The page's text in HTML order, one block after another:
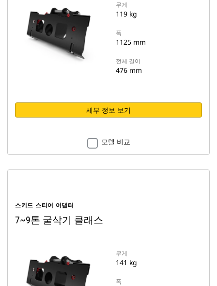
무게
119 kg
폭
1125 mm
전체 길이
476 mm
세부 정보 보기
모델 비교
스키드 스티어 어댑터
7~9톤 굴삭기 클래스
무게
141 kg
폭